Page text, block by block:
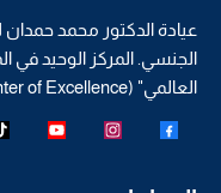
عيادة الدكتور محمد
الجنسي. المركز الوحيد في
العالمي" (Center of Excellence)